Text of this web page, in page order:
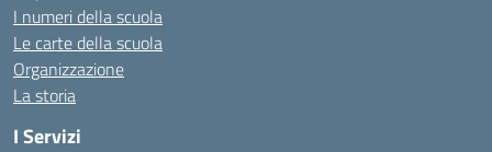
I numeri della scuola
Le carte della scuola
Organizzazione
La storia
I Servizi